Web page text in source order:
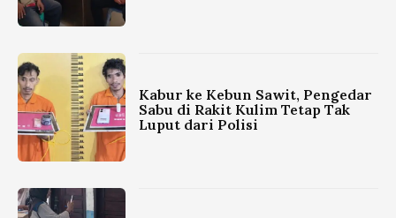
Kabur ke Kebun Sawit, Pengedar
Sabu di Rakit Kulim Tetap Tak
Luput dari Polisi